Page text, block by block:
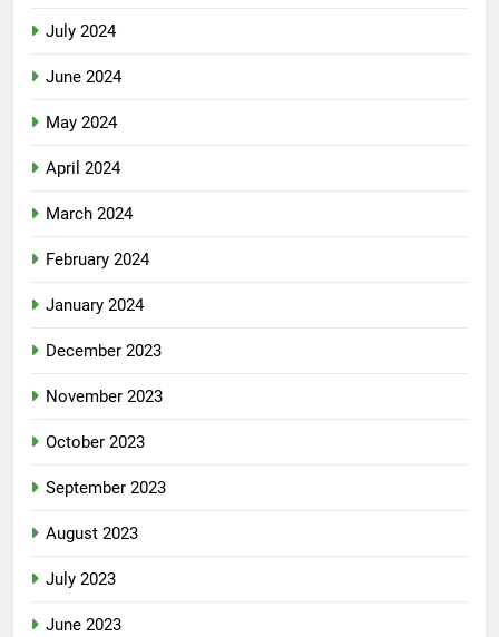
July 2024
June 2024
May 2024
April 2024
March 2024
February 2024
January 2024
December 2023
November 2023
October 2023
September 2023
August 2023
July 2023
June 2023